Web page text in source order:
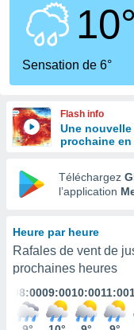
en
des
ACCEPTER
10°
Sensation de 6°
Flash info
Une
prochaine en
Téléchargez
l’application
Heure par heure
Rafales de vent de
prochaines heures
08:0009:0010:0011:00